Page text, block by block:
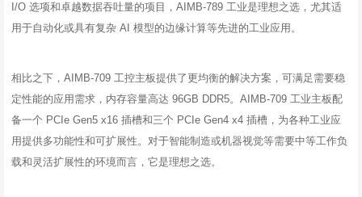
I/O 选项和卓越数据吞吐量的项目，AIMB-789 工业是理想之选，尤其适
用于自动化或具有复杂 AI 模型的边缘计算等先进的工业应用。
相比之下，AIMB-709 工控主板提供了更均衡的解决方案，可满足需要稳
定性能的应用需求，内存容量高达 96GB DDR5。AIMB-709 工业主板配
备一个 PCIe Gen5 x16 插槽和三个 PCIe Gen4 x4 插槽，为各种工业应
用提供多功能性和可扩展性。对于智能制造或机器视觉等需要中等工作负
载和灵活扩展性的环境而言，它是理想之选。